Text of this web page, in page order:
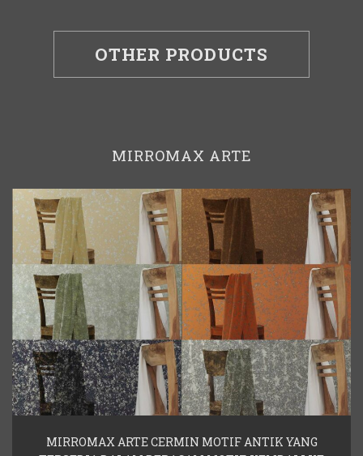
OTHER PRODUCTS
MIRROMAX ARTE
MIRROMAX ARTE CERMIN MOTIF ANTIK YANG